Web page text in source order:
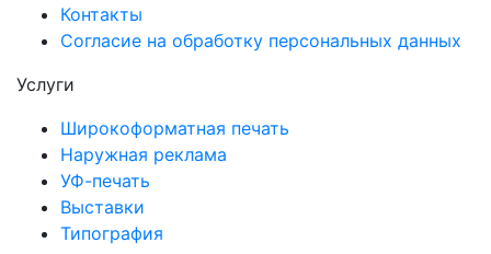
Контакты
Согласие на обработку персональных данных
Услуги
Широкоформатная печать
Наружная реклама
УФ-печать
Выставки
Типография